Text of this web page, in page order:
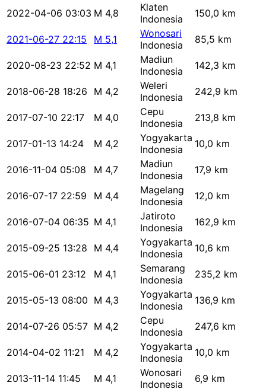
2022-04-06 03:03 M 4,8
Klaten
Indonesia
150,0 km
2021-06-27 22:15 M 5,1
Wonosari
Indonesia
85,5 km
2020-08-23 22:52 M 4,1
Madiun
Indonesia
142,3 km
2018-06-28 18:26 M 4,2
Weleri
Indonesia
242,9 km
2017-07-10 22:17 M 4,0
Cepu
Indonesia
213,8 km
2017-01-13 14:24 M 4,2
Yogyakarta
Indonesia
10,0 km
2016-11-04 05:08 M 4,7
Madiun
Indonesia
17,9 km
2016-07-17 22:59 M 4,4
Magelang
Indonesia
12,0 km
2016-07-04 06:35 M 4,1
Jatiroto
Indonesia
162,9 km
2015-09-25 13:28 M 4,4
Yogyakarta
Indonesia
10,6 km
2015-06-01 23:12 M 4,1
Semarang
Indonesia
235,2 km
2015-05-13 08:00 M 4,3
Yogyakarta
Indonesia
136,9 km
2014-07-26 05:57 M 4,2
Cepu
Indonesia
247,6 km
2014-04-02 11:21 M 4,2
Yogyakarta
Indonesia
10,0 km
2013-11-14 11:45 M 4,1
Wonosari
Indonesia
6,9 km